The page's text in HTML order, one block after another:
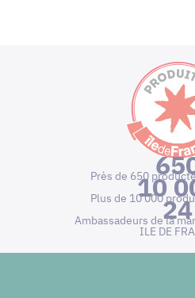
Près de 65010
Plus de 10 00024
Ambassadeurs de la
ILE DE